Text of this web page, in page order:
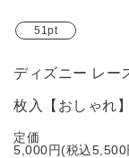
51pt
ディズニー レー
枚入【おしゃれ
定価
5,000円(税込5,500